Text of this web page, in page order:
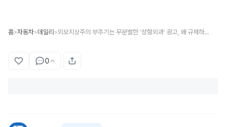
홈>자동차>데일리 > 외모지상주의 부추기는 무분별한 '성형외과' 광고, 왜 규제하지 않나?
0